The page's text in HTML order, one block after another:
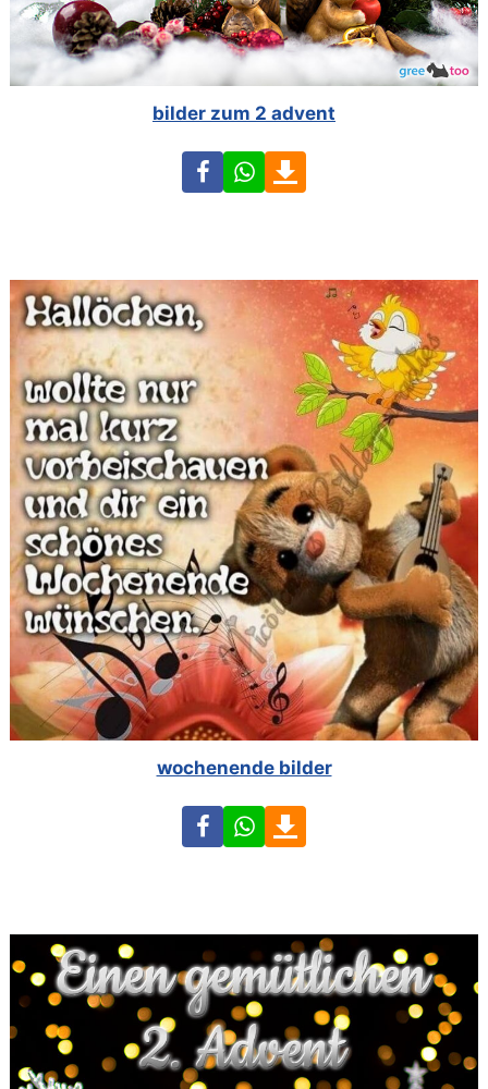
bilder zum 2 advent
FacebookWhatsApp
wochenende bilder
FacebookWhatsApp